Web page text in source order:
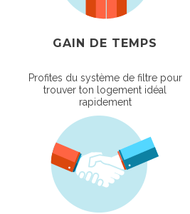
GAIN DE TEMPS
Profites du système de filtre pour
trouver ton logement idéal
rapidement